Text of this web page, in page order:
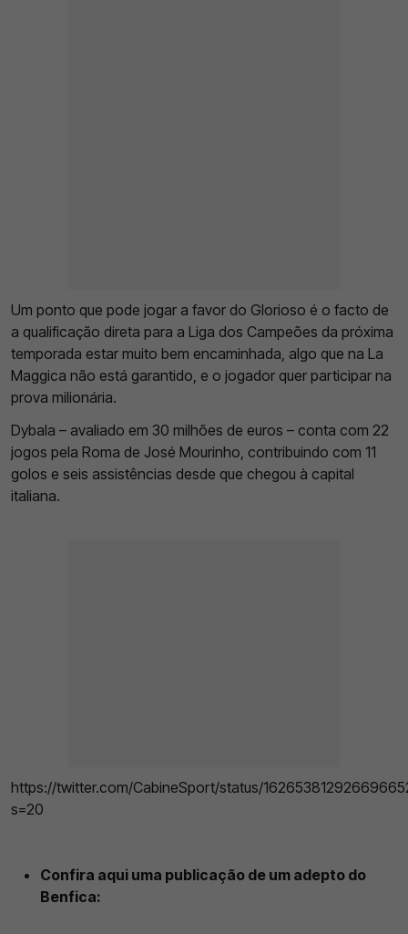
Um ponto que pode jogar a favor do Glorioso é o facto de
a qualificação direta para a Liga dos Campeões da próxima
temporada estar muito bem encaminhada, algo que na La
Maggica não está garantido, e o jogador quer participar na
prova milionária.
Dybala – avaliado em 30 milhões de euros – conta com 22
jogos pela Roma de José Mourinho, contribuindo com 11
golos e seis assistências desde que chegou à capital
italiana.
https://twitter.com/CabineSport/status/
s=20
Confira aqui uma publicação de um adepto do
Benfica: